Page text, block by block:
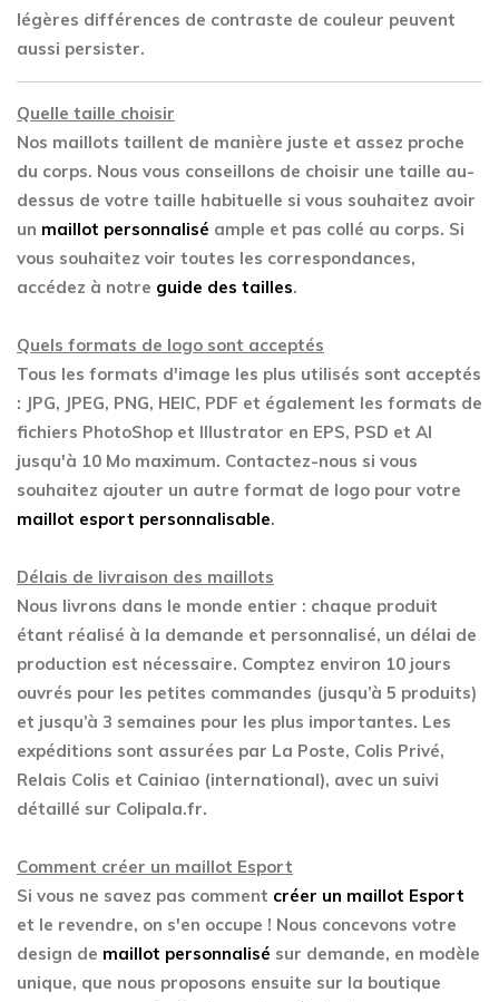
légères différences de contraste de couleur peuvent
aussi persister.
Quelle taille choisir
Nos maillots taillent de manière juste et assez proche
du corps. Nous vous conseillons de choisir une taille au-
dessus de votre taille habituelle si vous souhaitez avoir
un maillot personnalisé ample et pas collé au corps. Si
vous souhaitez voir toutes les correspondances,
accédez à notre guide des tailles.
Quels formats de logo sont acceptés
Tous les formats d'image les plus utilisés sont acceptés
: JPG, JPEG, PNG, HEIC, PDF et également les formats de
fichiers PhotoShop et Illustrator en EPS, PSD et AI
jusqu'à 10 Mo maximum. Contactez-nous si vous
souhaitez ajouter un autre format de logo pour votre
maillot esport personnalisable.
Délais de livraison des maillots
Nous livrons dans le monde entier : chaque produit
étant réalisé à la demande et personnalisé, un délai de
production est nécessaire. Comptez environ 10 jours
ouvrés pour les petites commandes (jusqu’à 5 produits)
et jusqu’à 3 semaines pour les plus importantes. Les
expéditions sont assurées par La Poste, Colis Privé,
Relais Colis et Cainiao (international), avec un suivi
détaillé sur Colipala.fr.
Comment créer un maillot Esport
Si vous ne savez pas comment créer un maillot Esport
et le revendre, on s'en occupe ! Nous concevons votre
design de maillot personnalisé sur demande, en modèle
unique, que nous proposons ensuite sur la boutique